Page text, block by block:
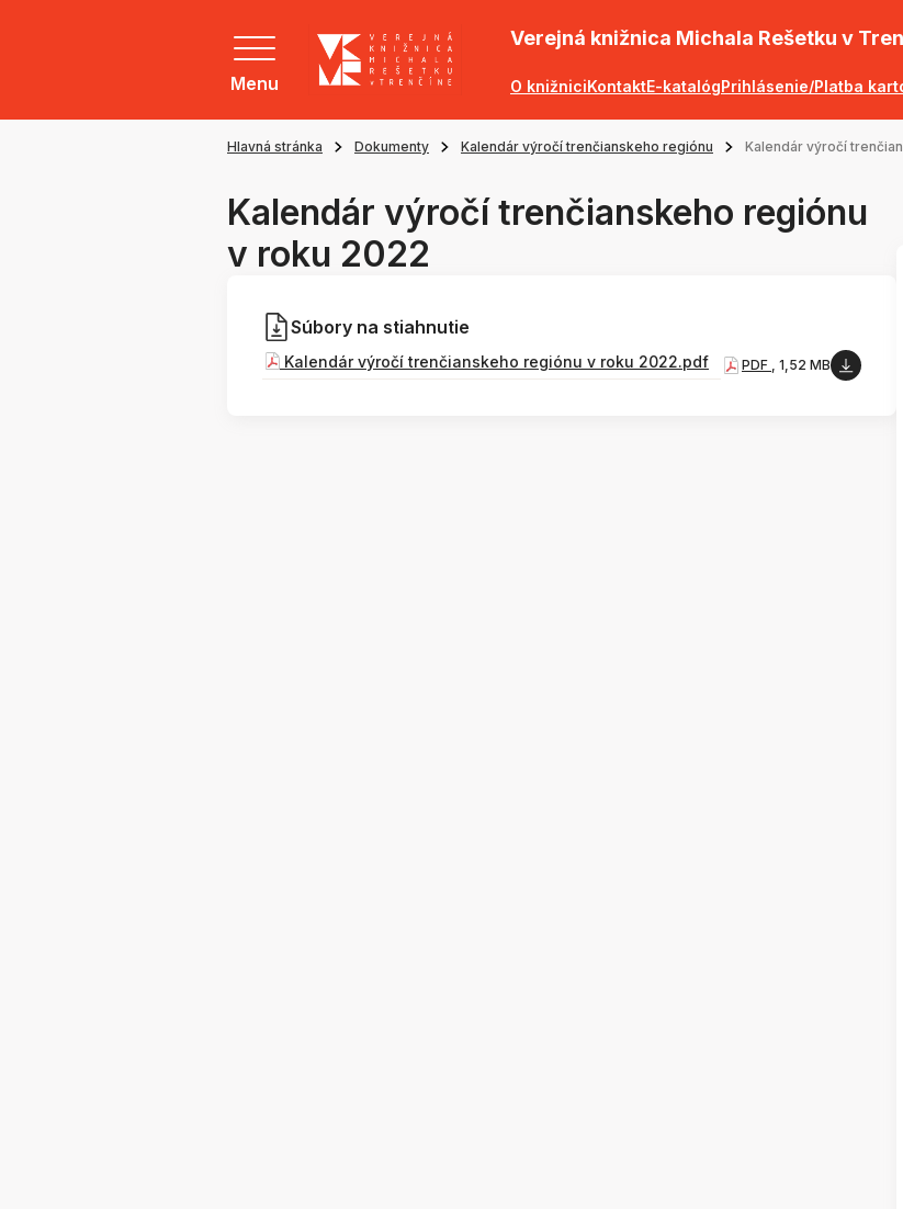
Menu
Verejná knižnica Michala Rešetku v
O knižniciKontaktE-katalógPrihlásenie/Platba
Hlavná stránka Dokumenty Kalendár výročí trenčianskeho regiónu Kalendár výročí
Kalendár výročí trenčianskeho regiónu
v roku 2022
Súbory na stiahnutie
Kalendár výročí trenčianskeho regiónu v roku 2022.pdf PDF , 1,52 MB